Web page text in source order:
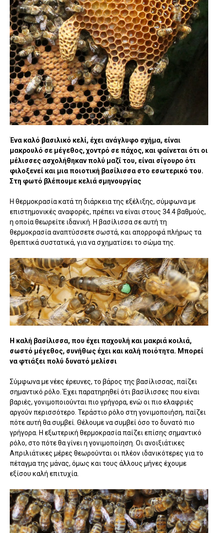
Ένα καλό βασιλικό κελί, έχει ανάγλυφο σχήμα, είναι
μακρουλό σε μέγεθος, χοντρό σε πάχος, και φαίνεται ότι οι
μέλισσες ασχολήθηκαν πολύ μαζί του, είναι σίγουρο ότι
φιλοξενεί και μια ποιοτική βασίλισσα στο εσωτερικό του.
Στη φωτό βλέπουμε κελιά σμηνουργίας
Η θερμοκρασία κατά τη διάρκεια της εξέλιξης, σύμφωνα με
επιστημονικές αναφορές, πρέπει να είναι στους 34.4 βαθμούς,
η οποία θεωρείτε ιδανική. Η βασίλισσα σε αυτή τη
θερμοκρασία αναπτύσσετε σωστά, και απορροφά πλήρως τα
θρεπτικά συστατικά, για να σχηματίσει το σώμα της.
Η καλή βασίλισσα, που έχει παχουλή και μακριά κοιλιά,
σωστό μέγεθος, συνήθως έχει και καλή ποιότητα. Μπορεί
να φτιάξει πολύ δυνατό μελίσσι
Σύμφωνα με νέες έρευνες, το βάρος της βασίλισσας, παίζει
σημαντικό ρόλο. Έχει παρατηρηθεί ότι βασίλισσες που είναι
βαριές, γονιμοποιούνται πιο γρήγορα, ενώ οι πιο ελαφριές
αργούν περισσότερο. Τεράστιο ρόλο στη γονιμοποιήση, παίζει
πότε αυτή θα συμβεί. Θέλουμε να συμβεί όσο το δυνατό πιο
γρήγορα. Η εξωτερική θερμοκρασία παίζει επίσης σημαντικό
ρόλο, στο πότε θα γίνει η γονιμοποίηση. Οι ανοιξιάτικες
Απριλιάτικες μέρες θεωρούνται οι πλέον ιδανικότερες για το
πέταγμα της μάνας, όμως και τους άλλους μήνες έχουμε
εξίσου καλή επιτυχία.